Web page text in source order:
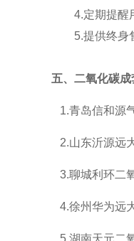
4.定期提醒
5.提供终身
五、 二氧化碳
1.青岛信和源
2.山东沂源远
3.聊城利环二
4.徐州华为远
5. 湖南天元二